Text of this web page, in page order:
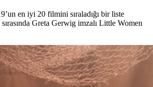
en iyi 20 filmini sıraladığı bir liste
Greta Gerwig imzalı Little Women